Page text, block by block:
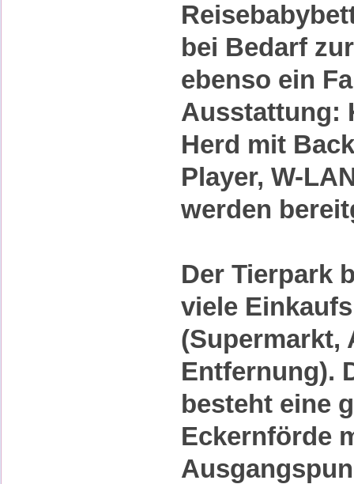
bei Bedarf
ebenso ein
Ausstattung:
Herd mit
Player, W-
werden
Der Tierpark
viele
(Supermarkt,
Entfernung).
besteht eine
Eckernförde